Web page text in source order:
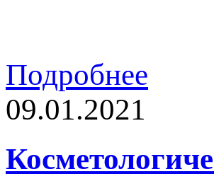
Подробнее
09.01.2021